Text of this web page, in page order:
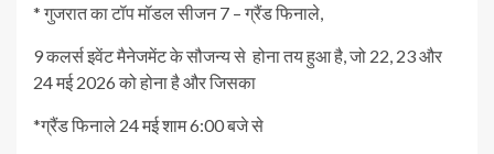
* गुजरात का टॉप मॉडल सीजन 7 – ग्रैंड फिनाले,
9 कलर्स इवेंट मैनेजमेंट के सौजन्य से होना तय हुआ है, जो 22, 23 और
24 मई 2026 को होना है और जिसका
*ग्रैंड फिनाले 24 मई शाम 6:00 बजे से